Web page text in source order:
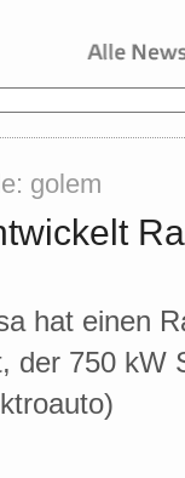
golem
hat einen
der 750 kW